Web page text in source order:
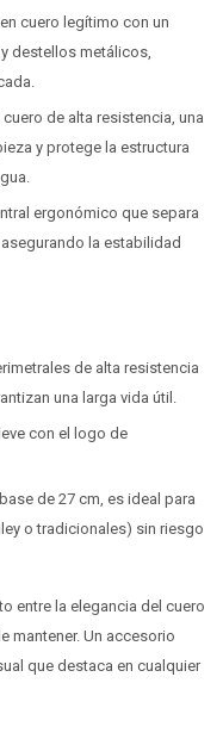
cuero legítimo con un
destellos metálicos,
de alta resistencia, una
y protege la estructura
ergonómico que separa
la estabilidad
de alta resistencia
una larga vida útil.
con el logo de
de 27 cm, es ideal para
o tradicionales) sin riesgo
entre la elegancia del cuero
mantener. Un accesorio
que destaca en cualquier